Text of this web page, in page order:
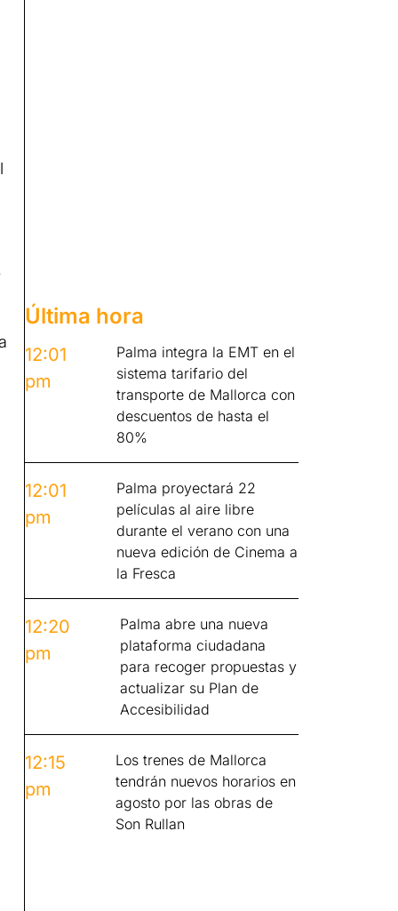
Última hora
12:01
pm
Palma integra la EMT en el
sistema tarifario del
transporte de Mallorca con
descuentos de hasta el
80%
12:01
pm
Palma proyectará 22
películas al aire libre
durante el verano con una
nueva edición de Cinema a
la Fresca
12:20
pm
Palma abre una nueva
plataforma ciudadana
para recoger propuestas y
actualizar su Plan de
Accesibilidad
12:15
pm
Los trenes de Mallorca
tendrán nuevos horarios en
agosto por las obras de
Son Rullan